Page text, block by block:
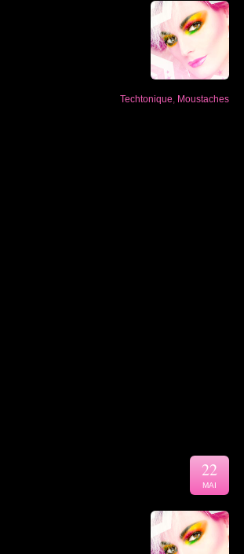
Techtonique Moustaches
22
MAI